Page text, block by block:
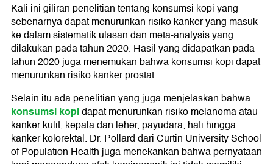
Kali ini giliran penelitian tentang konsumsi kopi yang
sebenarnya dapat menurunkan risiko kanker yang masuk
ke dalam sistematik ulasan dan meta-analysis yang
dilakukan pada tahun 2020. Hasil yang didapatkan pada
tahun 2020 juga menemukan bahwa konsumsi kopi dapat
menurunkan risiko kanker prostat.
Selain itu ada penelitian yang juga menjelaskan bahwa
konsumsi kopidapat menurunkan risiko melanoma atau
kanker kulit, kepala dan leher, payudara, hati hingga
kanker kolorektal. Dr. Pollard dari Curtin University School
of Population Health juga menekankan bahwa pernyataan